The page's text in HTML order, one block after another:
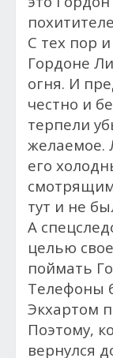
С тех пор
Гордоне
огня. И
честно и
терпели
желаемое.
его
тут и не
А
целью
поймать
Телефоны
Экхартом
Поэтому,
вернулся